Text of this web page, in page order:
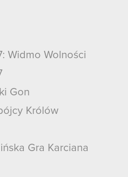
Widmo Wolności
Gon
Królów
Gra Karciana